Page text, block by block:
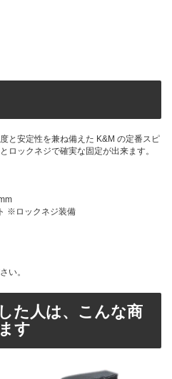
と安定性を兼ね備えた K&M の定番スピ
ロックネジで確実な固定が出来ます。
※ロックネジ装備
い。
た人は、こんな商
す